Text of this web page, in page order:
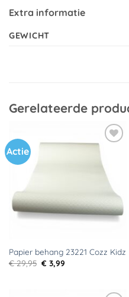
Extra informatie
GEWICHT
Gerelateerde
Actie
aan
verlanglijst
Papier behang 23221 Cozz Kidz
€29,95 Oorspronkelijke
prijs
€ 3,99Huidige